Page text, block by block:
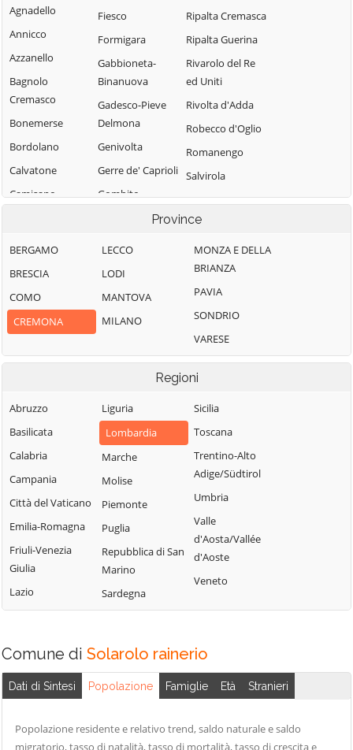
Agnadello
Annicco
Azzanello
Bagnolo
Cremasco
Bonemerse
Bordolano
Calvatone
Camisano
Cantone
Cappella de'
Capralba
Uniti
Casale Cremasco-
Vidolasco
Casaletto
Sopra
Casaletto Vaprio
Casteldidone
Castelleone
Castelverde
Castelvisconti
Cella Dati
Fiesco
Formigara
Gabbioneta-
Binanuova
Gadesco-Pieve
Delmona
Genivolta
Gerre de' Caprioli
Gombito
Uniti
Gussola
Isola Dovarese
Martignana di Po
Monte Cremasco
Offanengo
Olmeneta
Paderno
Palazzo Pignano
Pandino
Persico Dosimo
Ripalta Cremasca
Ripalta Guerina
Rivarolo del Re
ed Uniti
Rivolta d'Adda
Robecco d'Oglio
Romanengo
Salvirola
San Bassano
San Daniele Po
San Giovanni in
Croce
San Martino del
Scandolara Ripa
Sergnano
Sesto ed Uniti
Solarolo
Rainerio
Soncino
Soresina
Sospiro
Spinadesco
Stagno
Lombardo
Ticengo
Tornata
Province
BERGAMO
BRESCIA
COMO
CREMONA
LECCO
LODI
MANTOVA
MILANO
MONZA E DELLA
BRIANZA
PAVIA
SONDRIO
VARESE
Regioni
Abruzzo
Basilicata
Calabria
Campania
Città del Vaticano
Emilia-Romagna
Friuli-Venezia
Giulia
Lazio
Liguria
Lombardia
Marche
Molise
Piemonte
Puglia
Repubblica di San
Marino
Sardegna
Sicilia
Toscana
Trentino-Alto
Adige/Südtirol
Umbria
Valle
d'Aosta/Vallée
d'Aoste
Veneto
Comune di Solarolo rainerio
Dati di Sintesi Popolazione Famiglie Età Stranieri
Popolazione residente e relativo trend, saldo naturale e saldo
migratorio, tasso di natalità, tasso di mortalità, tasso di crescita e